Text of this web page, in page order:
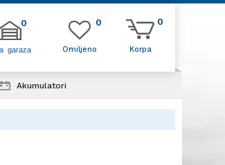
garaza
0
Korpa
0
Omiljeno
0
Akumulatori